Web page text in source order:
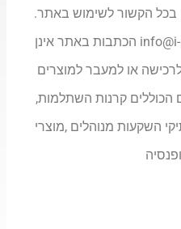
הקשור לשימוש באתר.
הכתבות באתר אינן
או למעבר למוצרים
הכוללים קרנות השתלמות,
השקעות מנוהלים ,מוצרי